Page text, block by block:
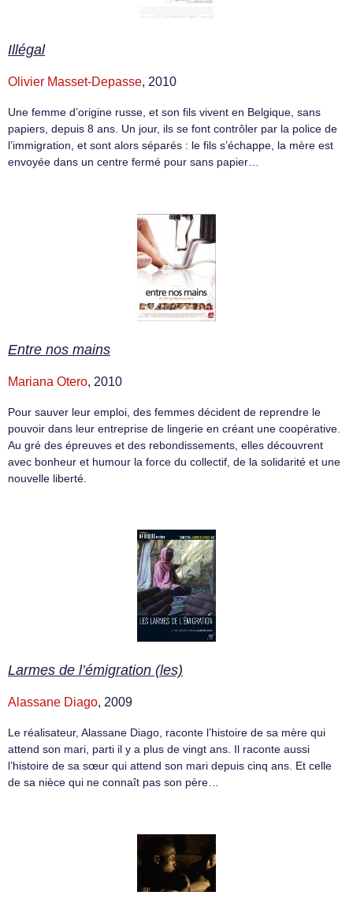
Illégal
Olivier Masset-Depasse, 2010
Une femme d’origine russe, et son fils vivent en Belgique, sans
papiers, depuis 8 ans. Un jour, ils se font contrôler par la police de
l’immigration, et sont alors séparés : le fils s’échappe, la mère est
envoyée dans un centre fermé pour sans papier…
Entre nos mains
Mariana Otero, 2010
Pour sauver leur emploi, des femmes décident de reprendre le
pouvoir dans leur entreprise de lingerie en créant une coopérative.
Au gré des épreuves et des rebondissements, elles découvrent
avec bonheur et humour la force du collectif, de la solidarité et une
nouvelle liberté.
Larmes de l’émigration (les)
Alassane Diago, 2009
Le réalisateur, Alassane Diago, raconte l’histoire de sa mère qui
attend son mari, parti il y a plus de vingt ans. Il raconte aussi
l’histoire de sa sœur qui attend son mari depuis cinq ans. Et celle
de sa nièce qui ne connaît pas son père…